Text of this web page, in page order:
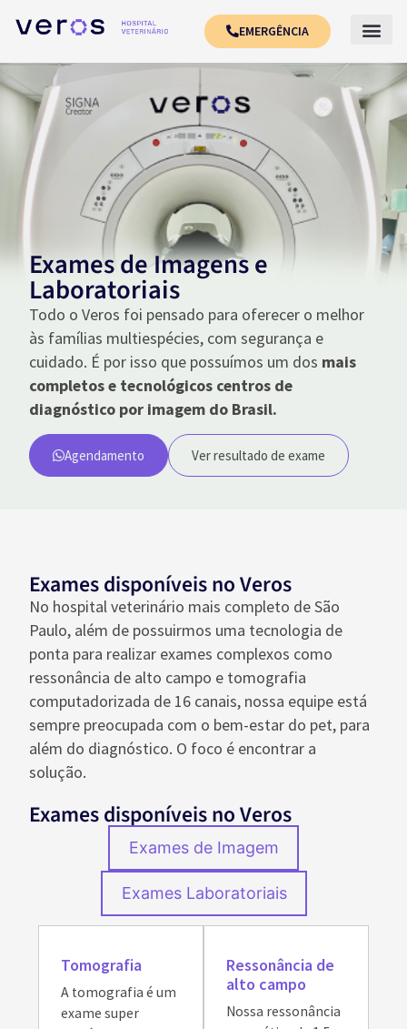
EMERGÊNCIA
Exames de Imagens e
Laboratoriais
Todo o Veros foi pensado para oferecer o melhor
às famílias multiespécies, com segurança e
cuidado. É por isso que possuímos um dos mais
completos e tecnológicos centros de
diagnóstico por imagem do Brasil.
Agendamento Ver resultado de exame
Exames disponíveis no Veros
No hospital veterinário mais completo de São
Paulo, além de possuirmos uma tecnologia de
ponta para realizar exames complexos como
ressonância de alto campo e tomografia
computadorizada de 16 canais, nossa equipe está
sempre preocupada com o bem-estar do pet, para
além do diagnóstico. O foco é encontrar a
solução.
Exames disponíveis no Veros
Exames de Imagem
Exames Laboratoriais
Tomografia
A tomografia é um
exame super
Ressonância de
alto campo
Nossa ressonância